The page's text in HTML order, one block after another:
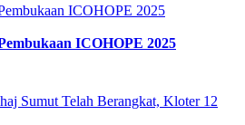
ICOHOPE 2025